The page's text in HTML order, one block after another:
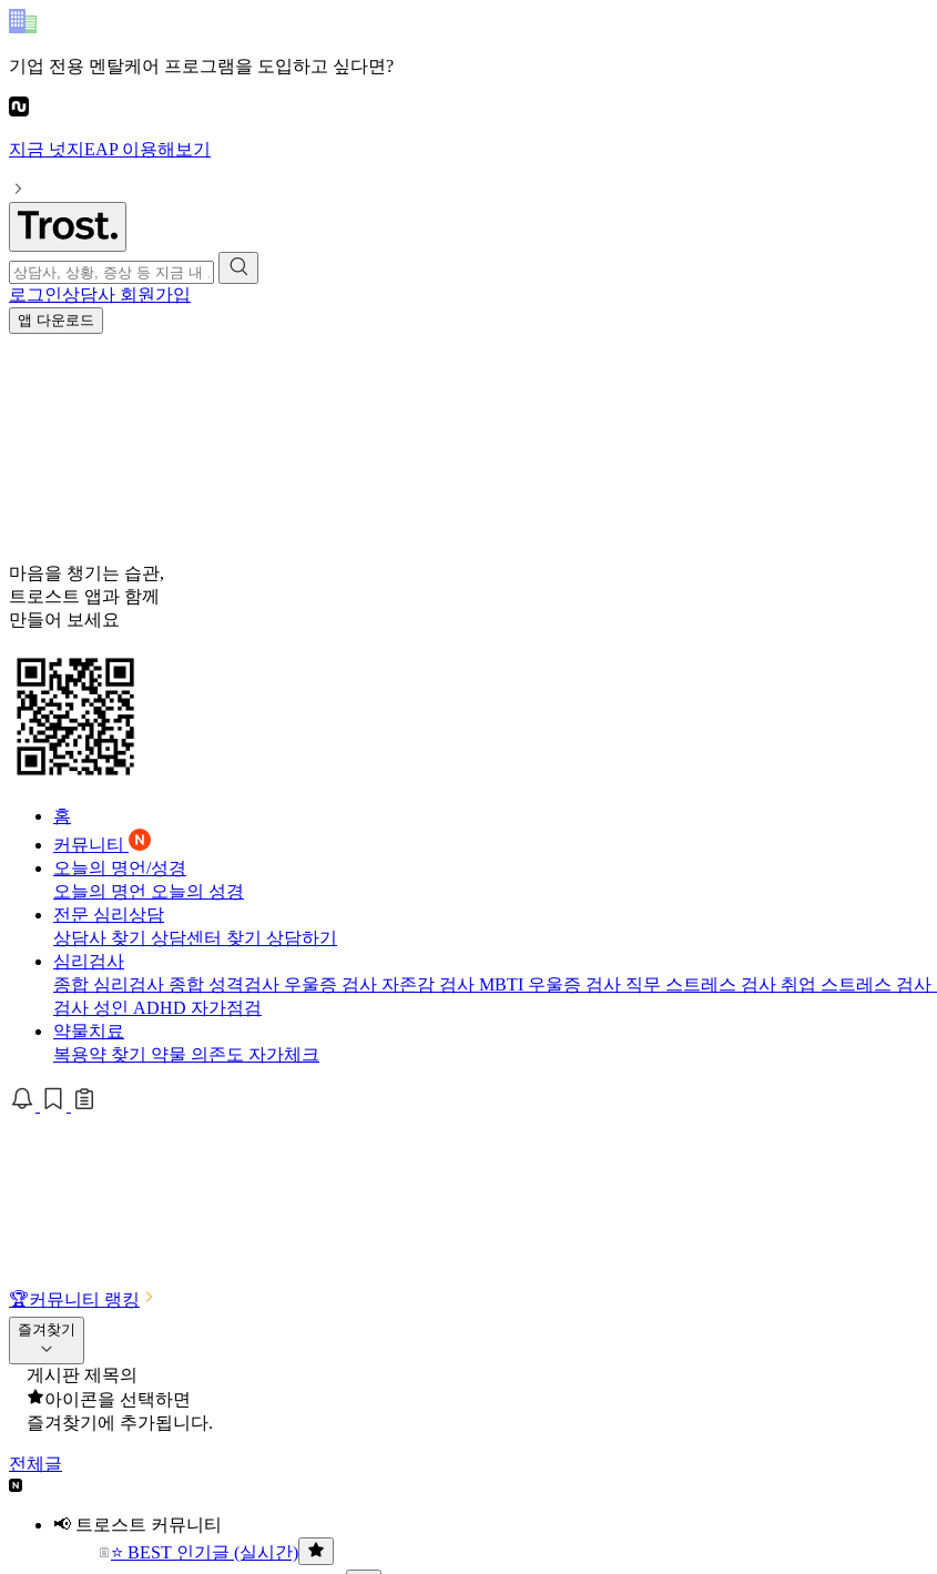
기업 전용 멘탈케어 프로그램을 도입하고 싶다면?
지금 넛지EAP이용해보기
로그인상담사 회원가입
앱 다운로드
마음을 챙기는 습관,
트로스트 앱과 함께
만들어 보세요
홈
커뮤니티
오늘의 명언/성경
오늘의 명언 오늘의 성경
전문 심리상담
상담사 찾기 상담센터 찾기 상담하기
심리검사
종합 심리검사 종합 성격검사 우울증 검사 자존감 검사 MBTI 우울증 검사 직무 스트레스 검사 취업 스트레스 검사
검사 성인 ADHD 자가점검
약물치료
복용약 찾기 약물 의존도 자가체크
🏆커뮤니티 랭킹
즐겨찾기
게시판 제목의
아이콘을 선택하면
즐겨찾기에 추가됩니다.
전체글
📢 트로스트 커뮤니티
⭐ BEST 인기글 (실시간)